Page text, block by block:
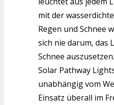
mit der
Regen und Schnee
sich nie darum, das
Schnee
Solar Pathway
unabhängig vom
Einsatz überall im